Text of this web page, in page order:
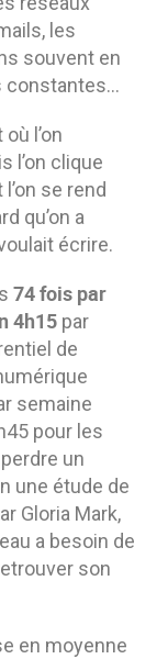
les
souvent en
constantes…
l’on
l’on clique
se rend
qu’on a
écrire.
74 fois par
4h15 par
de
semaine
pour les
un
une étude de
Gloria Mark,
a besoin de
son
en moyenne